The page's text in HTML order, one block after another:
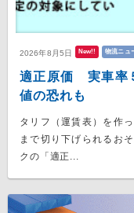
2026年8月5日 New!! 物流ニュ
適正原価 実車率
値の恐れも
タリフ（運賃表）を作
まで切り下げられるお
クの「適正...